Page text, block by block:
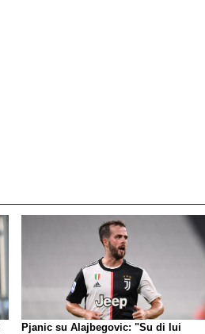
Pjanic su Alajbegovic: "Su di lui